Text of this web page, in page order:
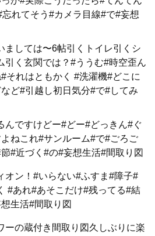
れてそう#カメラ目線#で#妄想
ましては〜6帖引くトイレ引くシ
引く玄関では？#ううむ#時空歪ん
それはともかく #洗濯機#どこに
ど#引越し初日気分#で#してみ
んですけどー#どー#どっきん#ぐ
ねこれ#サンルーム#で#ごろご
#近づく#の#妄想生活#間取り図
オン！#いらない#ふすま#障子#
#あれ#あそこだけ#残ってる#結
生活#間取り図
ーの蔵付き間取り図久しぶりに楽